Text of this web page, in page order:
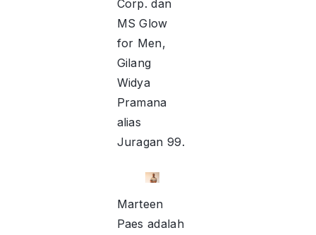
Corp. dan
MS Glow
for Men,
Gilang
Widya
Pramana
alias
Juragan 99.
Marteen
Paes adalah